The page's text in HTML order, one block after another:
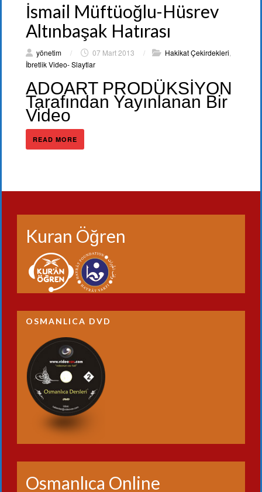
İsmail Müftüoğlu-Hüsrev
Altınbaşak Hatırası
yönetim / 07 Mart 2013 / Hakikat Çekirdekleri,
İbretlik Video- Slaytlar
ADOART PRODÜKSİYON
Tarafından Yayınlanan Bir
Video
READ MORE
Kuran Öğren
OSMANLICA DVD
Osmanlıca Online